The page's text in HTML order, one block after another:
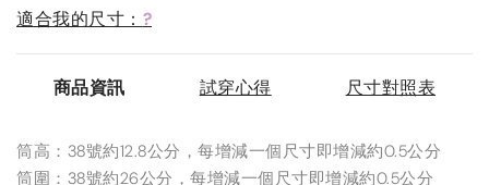
適合我的尺寸： ?
商品資訊 試穿心得 尺寸對照表
筒高：38號約12.8公分，每增減一個尺寸即增減約0.5公分
筒圍：38號約26公分，每增減一個尺寸即增減約0.5公分